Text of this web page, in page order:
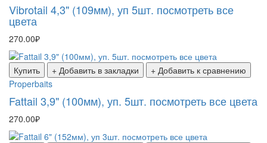
Vibrotail 4,3" (109мм), уп 5шт. посмотреть все
цвета
270.00₽
Купить + Добавить в закладки
+ Добавить к сравнению
Properbaits
Fattail 3,9" (100мм), уп. 5шт. посмотреть все цвета
270.00₽